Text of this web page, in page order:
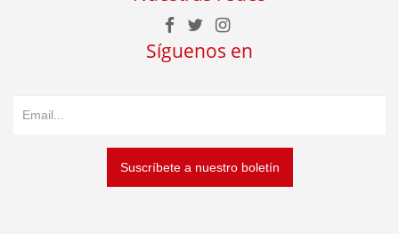
Síguenos en
Suscríbete a nuestro boletín